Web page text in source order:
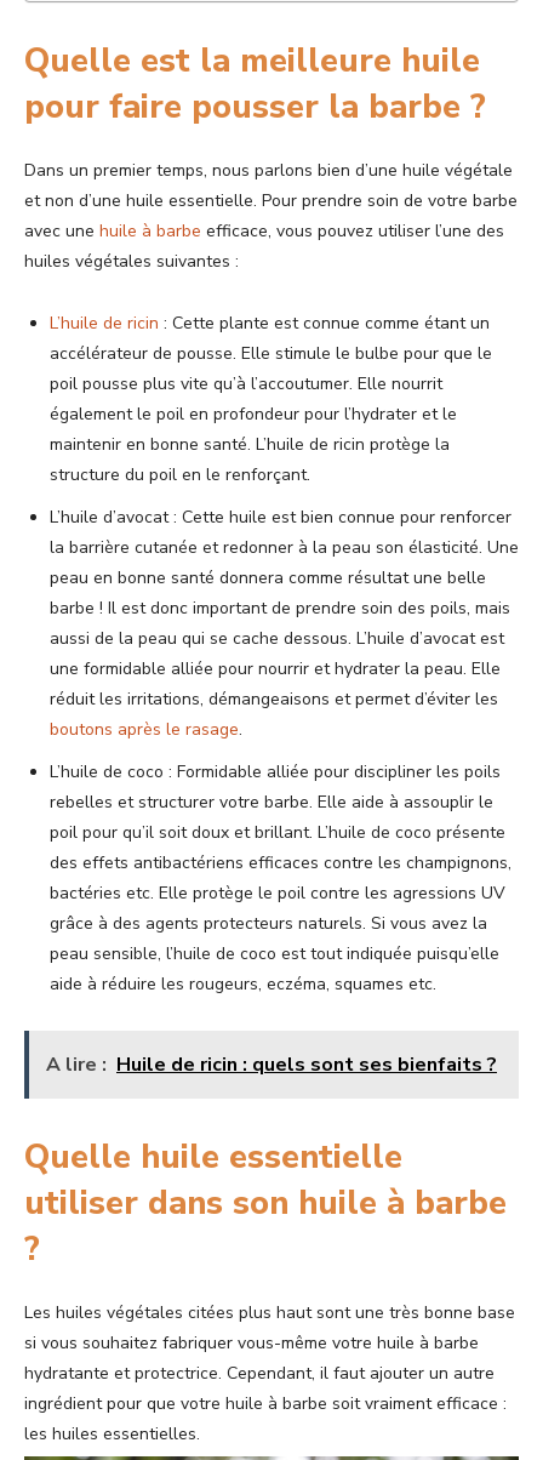
Quelle est la meilleure huile
pour faire pousser la barbe ?
Dans un premier temps, nous parlons bien d’une huile végétale
et non d’une huile essentielle. Pour prendre soin de votre barbe
avec une huile à barbe efficace, vous pouvez utiliser l’une des
huiles végétales suivantes :
L’huile de ricin : Cette plante est connue comme étant un
accélérateur de pousse. Elle stimule le bulbe pour que le
poil pousse plus vite qu’à l’accoutumer. Elle nourrit
également le poil en profondeur pour l’hydrater et le
maintenir en bonne santé. L’huile de ricin protège la
structure du poil en le renforçant.
L’huile d’avocat : Cette huile est bien connue pour renforcer
la barrière cutanée et redonner à la peau son élasticité. Une
peau en bonne santé donnera comme résultat une belle
barbe ! Il est donc important de prendre soin des poils, mais
aussi de la peau qui se cache dessous. L’huile d’avocat est
une formidable alliée pour nourrir et hydrater la peau. Elle
réduit les irritations, démangeaisons et permet d’éviter les
boutons après le rasage.
L’huile de coco : Formidable alliée pour discipliner les poils
rebelles et structurer votre barbe. Elle aide à assouplir le
poil pour qu’il soit doux et brillant. L’huile de coco présente
des effets antibactériens efficaces contre les champignons,
bactéries etc. Elle protège le poil contre les agressions UV
grâce à des agents protecteurs naturels. Si vous avez la
peau sensible, l’huile de coco est tout indiquée puisqu’elle
aide à réduire les rougeurs, eczéma, squames etc.
A lire : Huile de ricin : quels sont ses bienfaits ?
Quelle huile essentielle
utiliser dans son huile à barbe
?
Les huiles végétales citées plus haut sont une très bonne base
si vous souhaitez fabriquer vous-même votre huile à barbe
hydratante et protectrice. Cependant, il faut ajouter un autre
ingrédient pour que votre huile à barbe soit vraiment efficace :
les huiles essentielles.